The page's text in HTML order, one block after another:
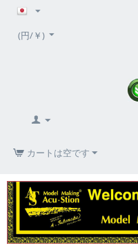
(円/￥)
カートは空です